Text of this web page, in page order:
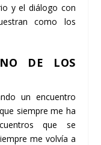
y el diálogo con
como los
DE LOS
un encuentro
siempre me ha
que se
me volvía a